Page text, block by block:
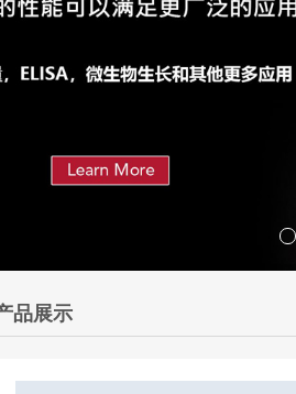
品展示